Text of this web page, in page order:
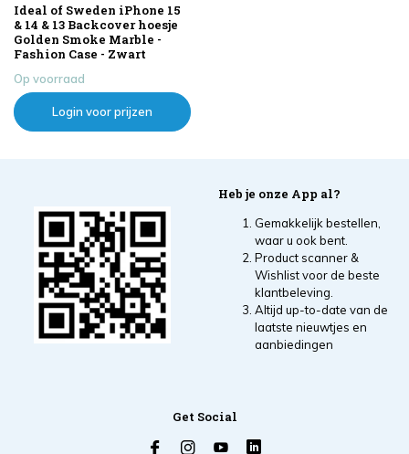
Ideal of Sweden iPhone 15
& 14 & 13 Backcover hoesje
Golden Smoke Marble -
Fashion Case - Zwart
Op voorraad
Login voor prijzen
Heb je onze App al?
Gemakkelijk bestellen,
waar u ook bent.
Product scanner &
Wishlist voor de beste
klantbeleving.
Altijd up-to-date van de
laatste nieuwtjes en
aanbiedingen
Get Social